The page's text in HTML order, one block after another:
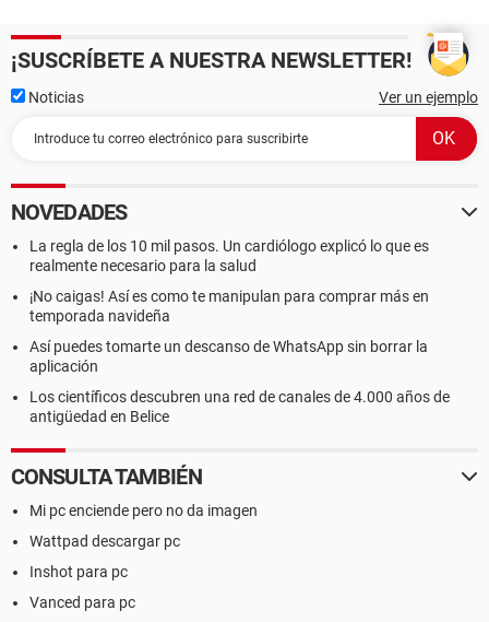
¡SUSCRÍBETE A NUESTRA NEWSLETTER!
Noticias Ver un ejemplo
NOVEDADES
La regla de los 10 mil pasos. Un cardiólogo explicó lo que es
realmente necesario para la salud
¡No caigas! Así es como te manipulan para comprar más en
temporada navideña
Así puedes tomarte un descanso de WhatsApp sin borrar la
aplicación
Los científicos descubren una red de canales de 4.000 años de
antigüedad en Belice
CONSULTA TAMBIÉN
Mi pc enciende pero no da imagen
Wattpad descargar pc
Inshot para pc
Vanced para pc